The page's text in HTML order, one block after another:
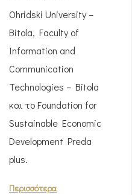
Ohridski University –
Bitola, Faculty of
Information and
Communication
Technologies – Bitola
και το Foundation for
Sustainable Economic
Development Preda
plus.
Περισσότερα